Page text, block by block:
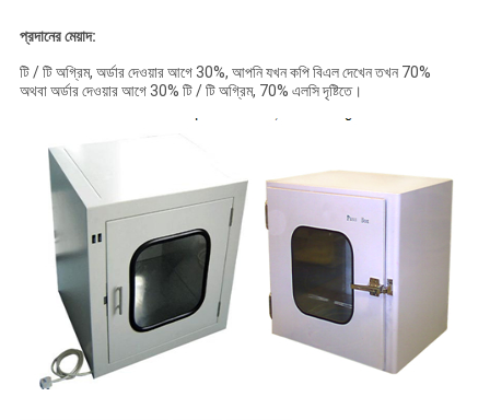
প্রদানের মেয়াদ:
টি / টি অগ্রিম, অর্ডার দেওয়ার আগে 30%, আপনি যখন কপি বিএল দেখেন তখন 70%
অথবা অর্ডার দেওয়ার আগে 30% টি / টি অগ্রিম, 70% এলসি দৃষ্টিতে।